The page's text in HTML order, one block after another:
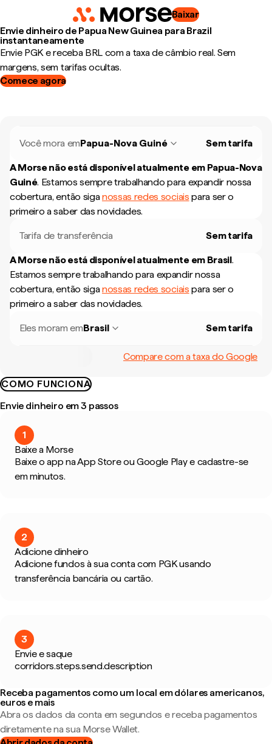
Baixar
Envie dinheiro de Papua New Guinea para Brazil
instantaneamente
Envie PGK e receba BRL com a taxa de câmbio real. Sem
margens, sem tarifas ocultas.
Comece agora
Você mora emPapua-Nova Guiné Sem tarifa
A Morse não está disponível atualmente em Papua-Nova
Guiné. Estamos sempre trabalhando para expandir nossa
cobertura, então siganossas redes sociais para ser o
primeiro a saber das novidades.
Tarifa de transferência Sem tarifa
A Morse não está disponível atualmente em Brasil.
Estamos sempre trabalhando para expandir nossa
cobertura, então siganossas redes sociais para ser o
primeiro a saber das novidades.
Eles moram emBrasil Sem tarifa
Compare com a taxa do Google
COMO FUNCIONA
Envie dinheiro em 3 passos
1
Baixe a Morse
Baixe o app na App Store ou Google Play e cadastre-se
em minutos.
2
Adicione dinheiro
Adicione fundos à sua conta com PGK usando
transferência bancária ou cartão.
3
Envie e saque
corridors.steps.send.description
Receba pagamentos como um local em dólares americanos,
euros e mais
Abra os dados da conta em segundos e receba pagamentos
diretamente na sua Morse Wallet.